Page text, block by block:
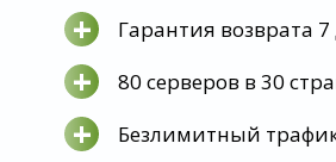
+ Гарантия возврата
+ 80 серверов в 30
+ Безлимитный